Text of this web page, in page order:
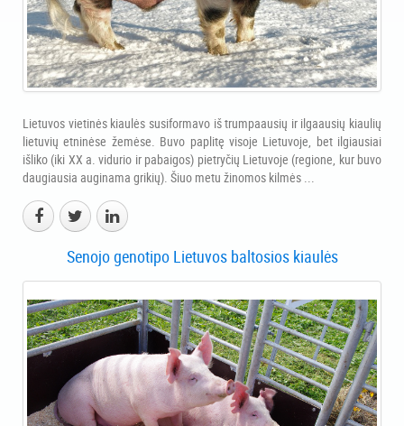
Lietuvos vietinės kiaulės susiformavo iš trumpaausių ir ilgaausių kiaulių
lietuvių etninėse žemėse. Buvo paplitę visoje Lietuvoje, bet ilgiausiai
išliko (iki XX a. vidurio ir pabaigos) pietryčių Lietuvoje (regione, kur buvo
daugiausia auginama grikių). Šiuo metu žinomos kilmės ...
Senojo genotipo Lietuvos baltosios kiaulės